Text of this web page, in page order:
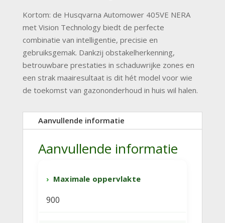
Kortom: de Husqvarna Automower 405VE NERA
met Vision Technology biedt de perfecte
combinatie van intelligentie, precisie en
gebruiksgemak. Dankzij obstakelherkenning,
betrouwbare prestaties in schaduwrijke zones en
een strak maairesultaat is dit hét model voor wie
de toekomst van gazononderhoud in huis wil halen.
Aanvullende informatie
Aanvullende informatie
Maximale oppervlakte
900